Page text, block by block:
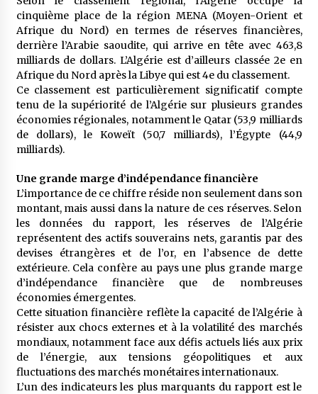
fabriquée localement : Une équipe d’étudiants
algériens participe à une compétition
internationale
3 semaines ago
Université Alger 3 : Lancement d’un master à
cursus intégré à la licence en communication
en langue amazighe
3 semaines ago
cinquième place de la région MENA (Moyen-Orient et
Afrique du Nord) en termes de réserves financières,
derrière l’Arabie saoudite, qui arrive en tête avec 463,8
milliards de dollars. L’Algérie est d’ailleurs classée 2e en
Afrique du Nord après la Libye qui est 4e du classement.
Ce classement est particulièrement significatif compte
tenu de la supériorité de l’Algérie sur plusieurs grandes
économies régionales, notamment le Qatar (53,9 milliards
de dollars), le Koweït (50,7 milliards), l’Égypte (44,9
milliards).
Une grande marge d’indépendance financière
L’importance de ce chiffre réside non seulement dans son
montant, mais aussi dans la nature de ces réserves. Selon
les données du rapport, les réserves de l’Algérie
représentent des actifs souverains nets, garantis par des
devises étrangères et de l’or, en l’absence de dette
extérieure. Cela confère au pays une plus grande marge
d’indépendance financière que de nombreuses
économies émergentes.
Cette situation financière reflète la capacité de l’Algérie à
résister aux chocs externes et à la volatilité des marchés
mondiaux, notamment face aux défis actuels liés aux prix
de l’énergie, aux tensions géopolitiques et aux
fluctuations des marchés monétaires internationaux.
L’un des indicateurs les plus marquants du rapport est le